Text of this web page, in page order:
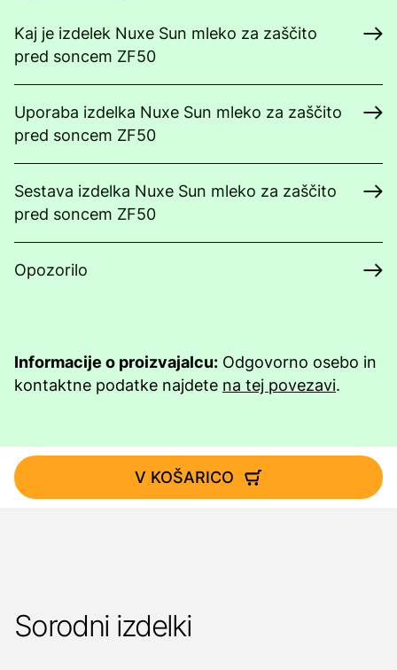
Kaj je izdelek Nuxe Sun mleko za zaščito
pred soncem ZF50
Uporaba izdelka Nuxe Sun mleko za zaščito
pred soncem ZF50
Sestava izdelka Nuxe Sun mleko za zaščito
pred soncem ZF50
Opozorilo
Informacije o proizvajalcu: Odgovorno osebo in
kontaktne podatke najdete na tej povezavi.
V KOŠARICO
Sorodni izdelki